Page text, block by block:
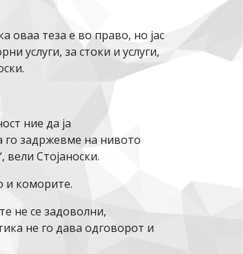
оваа теза е во право, но јас
услуги, за стоки и услуги,
ние да ја
го задржевме на нивото
Стојаноски.
и коморите.
не се задоволни,
не го дава одговорот и